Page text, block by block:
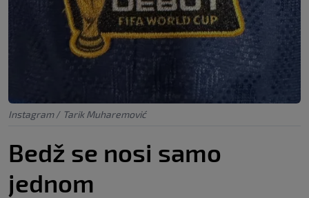
Instagram / Tarik Muharemović
Bedž se nosi samo
jednom